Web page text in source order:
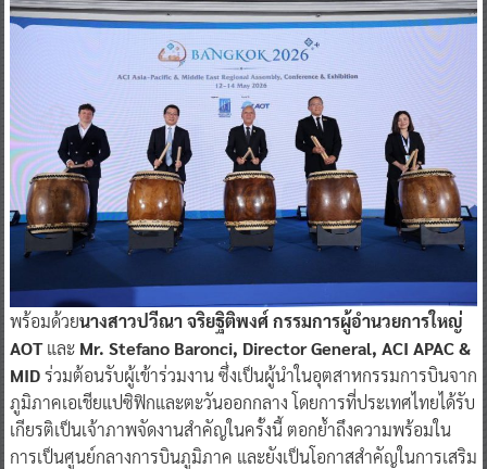
พร้อมด้วยนางสาวปวีณา จริยฐิติพงศ์ กรรมการผู้อำนวยการใหญ่
AOTและMr. Stefano Baronci, Director General, ACI APAC &
MIDร่วมต้อนรับผู้เข้าร่วมงาน ซึ่งเป็นผู้นำในอุตสาหกรรมการบินจาก
ภูมิภาคเอเชียแปซิฟิกและตะวันออกกลาง โดยการที่ประเทศไทยได้รับ
เกียรติเป็นเจ้าภาพจัดงานสำคัญในครั้งนี้ ตอกย้ำถึงความพร้อมใน
การเป็นศูนย์กลางการบินภูมิภาค และยังเป็นโอกาสสำคัญในการเสริม